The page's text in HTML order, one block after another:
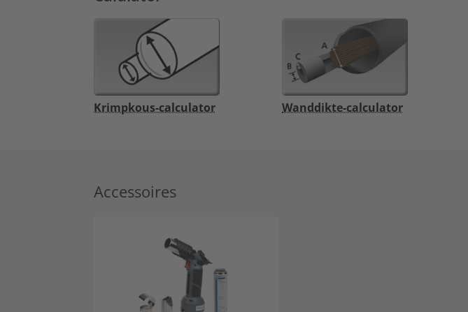
Krimpkous-calculator Wanddikte-calculator
Accessoires